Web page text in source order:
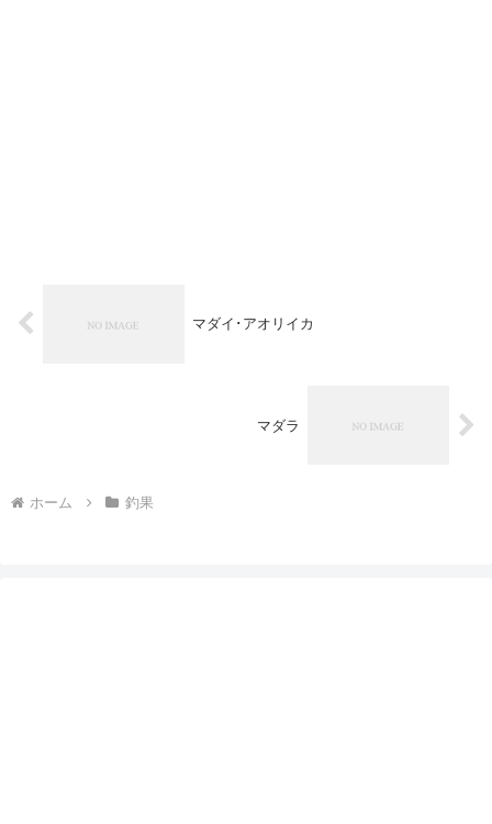
マダイ･アオリイカ
マダラ
ホーム 釣果